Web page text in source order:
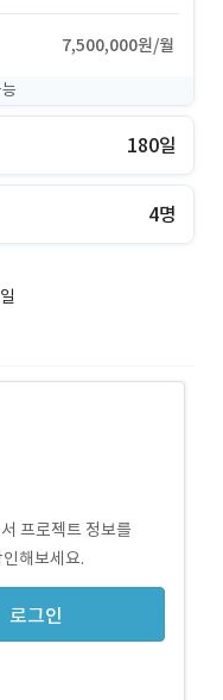
7,500,000원/월
180일
4명
프로젝트 정보를
인해보세요.
로그인
HTML5 · 경력 무관